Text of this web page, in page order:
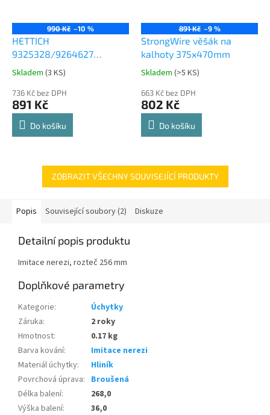
990 Kč –10 %
HETTICH
9325328/9264627
Comfort Spin 360° otočná
police 8kg
Průměrné
produktu
je
4,8
Skladem (3 KS)
736 Kč bez DPH
891 Kč
Do košíku
891 Kč –9 %
StrongWire věšák na
kalhoty 375x470mm
Průměrné
produktu
je
4,8
Skladem (>5 KS)
663 Kč bez DPH
802 Kč
Do košíku
ZOBRAZIT VŠECHNY SOUVISEJÍCÍ PRODUKTY
Popis Související soubory (2) Diskuze
Detailní popis produktu
Imitace nerezi, rozteč 256 mm
Doplňkové parametry
Kategorie:
Úchytky
Záruka:
2 roky
Hmotnost:
0.17 kg
Barva kování:
Imitace nerezi
Materiál úchytky:
Hliník
Povrchová úprava: Broušená
Délka balení:
268,0
Výška balení:
36,0